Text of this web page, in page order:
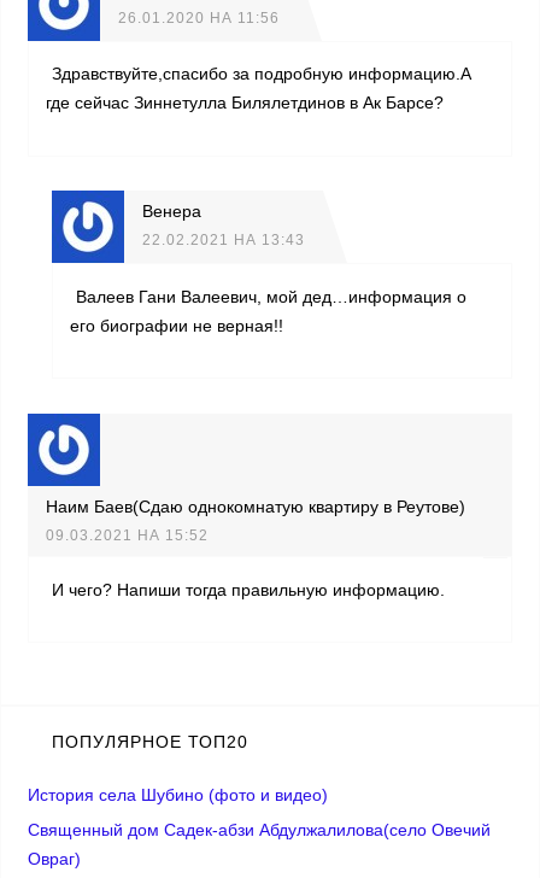
26.01.2020 НА 11:56
Здравствуйте,спасибо за подробную информацию.А
где сейчас Зиннетулла Билялетдинов в Ак Барсе?
Венера
22.02.2021 НА 13:43
Валеев Гани Валеевич, мой дед…информация о
его биографии не верная!!
Наим Баев(Сдаю однокомнатyю квартиру в Реутове)
09.03.2021 НА 15:52
И чего? Напиши тогда правильную информацию.
ПОПУЛЯРНОЕ ТОП20
История села Шубино (фото и видео)
Священный дом Садек-абзи Абдулжалилова(село Овечий
Овраг)